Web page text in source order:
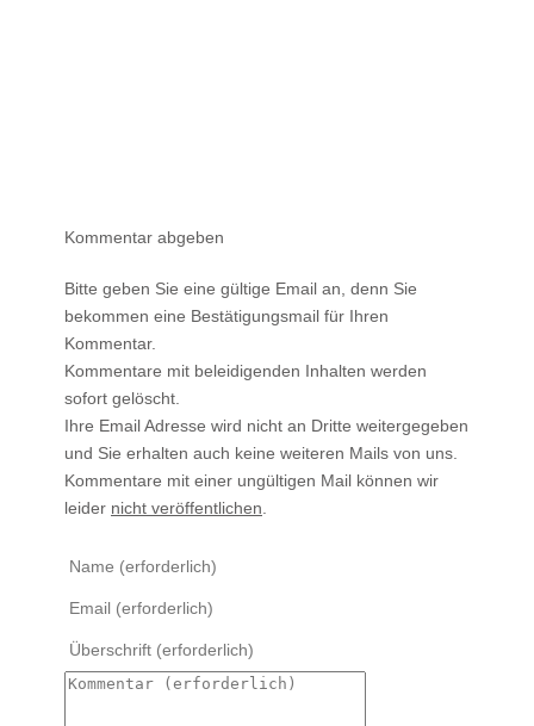
Kommentar abgeben
Bitte geben Sie eine gültige Email an, denn Sie
bekommen eine Bestätigungsmail für Ihren
Kommentar.
Kommentare mit beleidigenden Inhalten werden
sofort gelöscht.
Ihre Email Adresse wird nicht an Dritte weitergegeben
und Sie erhalten auch keine weiteren Mails von uns.
Kommentare mit einer ungültigen Mail können wir
leider nicht veröffentlichen